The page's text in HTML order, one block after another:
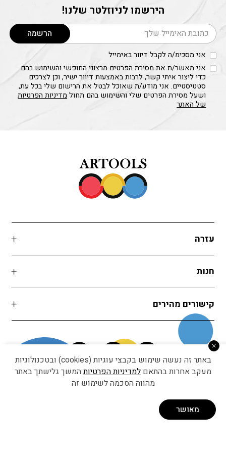
הירשמו לניוזלטר שלנו!
דוא׳׳ל הרשמה
אני מסכימ/ה לקבל דיוור באימייל
אני מאשר/ת את מסירת הפרטים מרצוני החופשי והשימוש בהם
כדי ליצור איתי קשר, לרבות באמצעות דיוור ישיר, וכן לצרכים
סטטיסטיים. אני מודע/ת שאוכל לבטל את הרישום שלי בכל עת,
ושעל מסירת הפרטים שלי והשימוש בהם תחולמדיניות הפרטיות
של האתר
עזרה
חנות
קישורים מהירים
באתר זה נעשה שימוש בקבצי עוגיות (cookies) ובטכנולוגיות
מעקב אחרות בהתאם למדיניות הפרטיותהמשך גלישתך באתר
מהווה הסכמה לשימוש זה
מאושר